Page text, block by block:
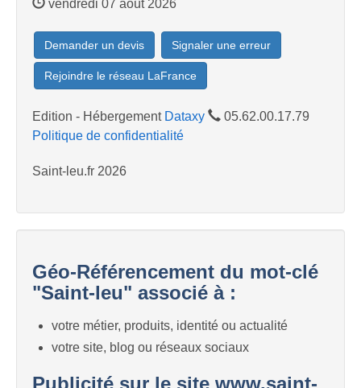
vendredi 07 août 2026
Demander un devis Signaler une erreur
Rejoindre le réseau LaFrance
Edition - Hébergement Dataxy
05.62.00.17.79
Politique de confidentialité
Saint-leu.fr 2026
Géo-Référencement du mot-clé
"Saint-leu" associé à :
votre métier, produits, identité ou actualité
votre site, blog ou réseaux sociaux
Publicité sur le site www.saint-